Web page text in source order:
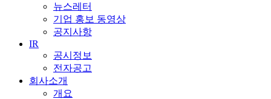
뉴스레터
기업 홍보 동영상
공지사항
IR
공시정보
전자공고
회사소개
개요